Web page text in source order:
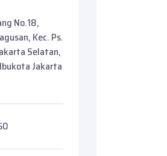
No.18,
Kec. Ps.
Selatan,
Jakarta